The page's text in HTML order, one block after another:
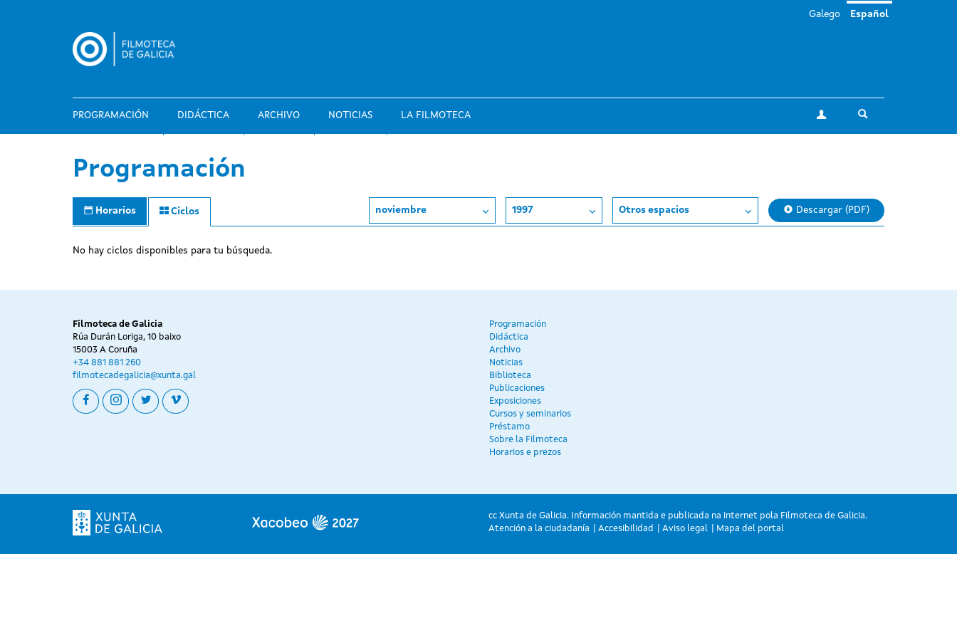
PROGRAMACIÓN DIDÁCTICA ARCHIVO NOTICIAS LA FILMOTECA Mi cuenta
Galego Español
Programación
Horarios Ciclos noviembre 1997 Otros espacios Descargar (PDF)
No hay ciclos disponibles para tu búsqueda.
Filmoteca de Galicia
Rúa Durán Loriga, 10 baixo
15003 A Coruña
+34 881 881 260
filmotecadegalicia@xunta.gal
facebookinstagram
twittervimeo
Programación
Didáctica
Archivo
Noticias
Biblioteca
Publicaciones
Exposiciones
Cursos y seminarios
Préstamo
Sobre la Filmoteca
Horarios e prezos
cc Xunta de Galicia. Información mantida e publicada na internet pola Filmoteca de Galicia.
Atención a la ciudadanía
Accesibilidad Aviso legal Mapa del portal